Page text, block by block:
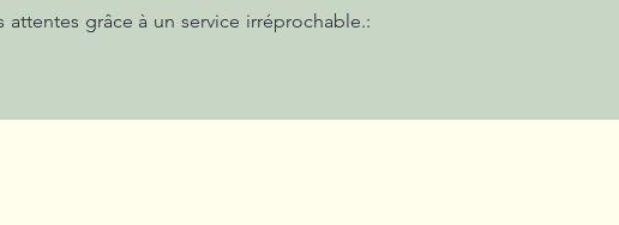
grâce à un service irréprochable.: